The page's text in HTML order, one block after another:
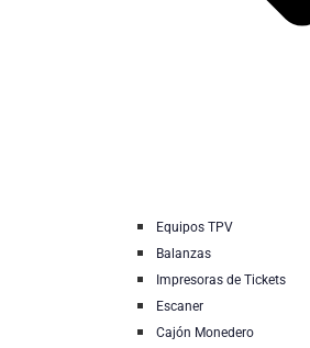
Equipos TPV
Balanzas
Impresoras de Tickets
Escaner
Cajón Monedero